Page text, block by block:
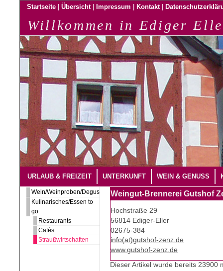
Startseite Übersicht Impressum Kontakt
Willkommen in Ediger
URLAUB & FREIZEIT UNTERKUNFT WEIN & GENUSS
Wein/Weinproben/Degustation
Kulinarisches/Essen to
go
Restaurants
Cafés
Straußwirtschaften
Weingut-Brennerei Gutshof
Hochstraße 29
56814 Ediger-Eller
02675-384
info(at)gutshof-zenz.de
www.gutshof-zenz.de
Dieser Artikel wurde bereits 23900